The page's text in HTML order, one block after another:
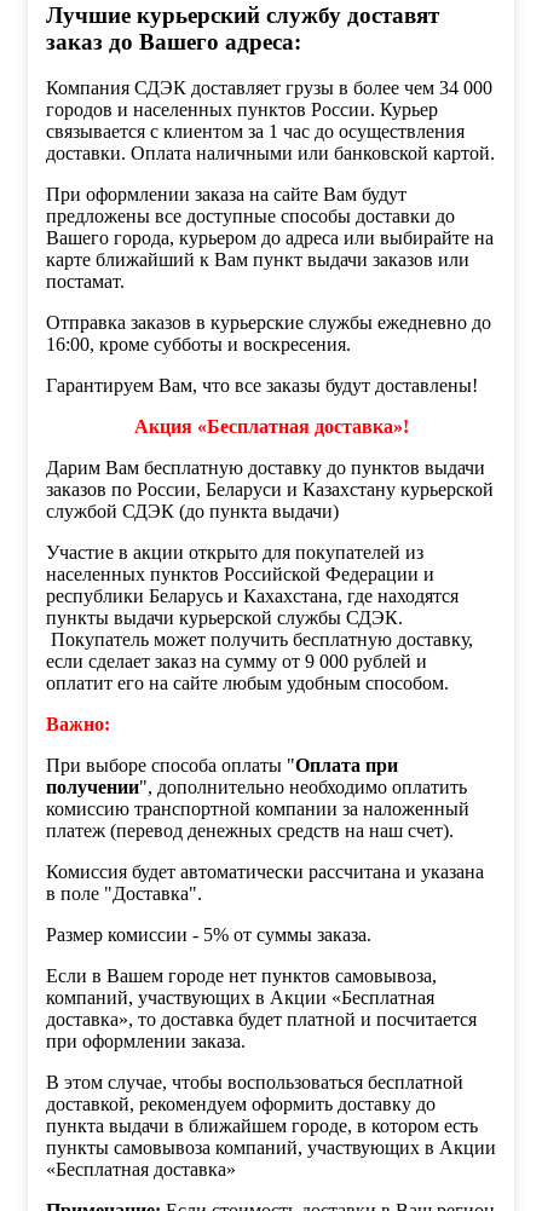
Лучшие курьерский службу доставят
заказ до Вашего адреса:
Компания СДЭК доставляет грузы в более чем 34 000
городов и населенных пунктов России. Курьер
связывается с клиентом за 1 час до осуществления
доставки. Оплата наличными или банковской картой.
При оформлении заказа на сайте Вам будут
предложены все доступные способы доставки до
Вашего города, курьером до адреса или выбирайте на
карте ближайший к Вам пункт выдачи заказов или
постамат.
Отправка заказов в курьерские службы ежедневно до
16:00, кроме субботы и воскресения.
Гарантируем Вам, что все заказы будут доставлены!
Акция «Бесплатная доставка»!
Дарим Вам бесплатную доставку до пунктов выдачи
заказов по России, Беларуси и Казахстану курьерской
службой СДЭК (до пункта выдачи)
Участие в акции открыто для покупателей из
населенных пунктов Российской Федерации и
республики Беларусь и Кахахстана, где находятся
пункты выдачи курьерской службы СДЭК.
Покупатель может получить бесплатную доставку,
если сделает заказ на сумму от 9 000 рублей и
оплатит его на сайте любым удобным способом.
Важно:
При выборе способа оплаты "Оплата при
получении", дополнительно необходимо оплатить
комиссию транспортной компании за наложенный
платеж (перевод денежных средств на наш счет).
Комиссия будет автоматически рассчитана и указана
в поле "Доставка".
Размер комиссии - 5% от суммы заказа.
Если в Вашем городе нет пунктов самовывоза,
компаний, участвующих в Акции «Бесплатная
доставка», то доставка будет платной и посчитается
при оформлении заказа.
В этом случае, чтобы воспользоваться бесплатной
доставкой, рекомендуем оформить доставку до
пункта выдачи в ближайшем городе, в котором есть
пункты самовывоза компаний, участвующих в Акции
«Бесплатная доставка»